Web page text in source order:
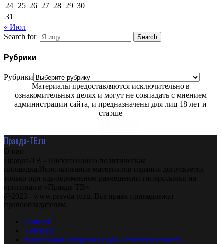
24 25 26 27 28 29 30
31
« Июл
Search for:
Search
Рубрики
Рубрики
Материалы предоставляются исключительно в
ознакомительных целях и могут не совпадать с мнением
администрации сайта, и предназначены для лиц 18 лет и
старше
Правда-ТВ.ru
О нас
Правда-ТВ - Дискуссионно политическая
площадка.Использование материалов издания допускается
только при одновременном размещении гиперссылки на
оригинал в «Правда-ТВ»
@2023 - www.pravda-tv.ru. Все права принадлежат
правообладателям.
Главная
Авторам
Владельцам авторских прав. Ответственности.